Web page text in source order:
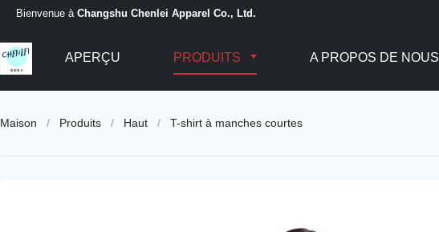
Bienvenue à Changshu Chenlei Apparel Co., Ltd.
APERÇU PRODUITS A PROPOS DE NOUS
Maison / Produits / Haut / T-shirt à manches courtes